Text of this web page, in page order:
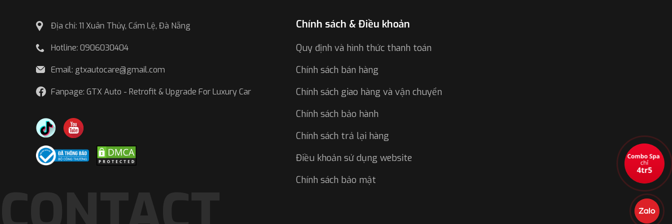
Địa chỉ: 11 Xuân Thủy, Cẩm Lệ, Đà Nẵng
Hotline: 0906030404
Email: gtxautocare@gmail.com
Fanpage: GTX Auto - Retrofit & Upgrade For Luxury Car
Chính sách & Điều khoản
Quy định và hình thức thanh toán
Chính sách bán hàng
Chính sách giao hàng và vận chuyển
Chính sách bảo hành
Chính sách trả lại hàng
Điều khoản sử dụng website
Chính sách bảo mật